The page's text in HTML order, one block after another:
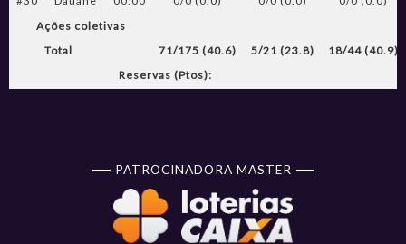
Ações coletivas
Total
71/175 (40.6) 5/21 (23.8)
18/44 (40.9)
Reservas (Ptos):
PATROCINADORA MASTER